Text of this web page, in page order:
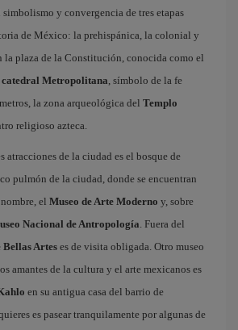
y convergencia de tres etapas
de México: la prehispánica, la colonial y
la plaza de la Constitución, conocida como el
catedral Metropolitana, símbolo de la fe
la zona arqueológica del Templo
religioso azteca.
atracciones de la ciudad es el bosque de
pulmón de la ciudad, donde se encuentran
el Museo de Arte Moderno y, sobre
Nacional de Antropología. Fuera del
Bellas Artes es de visita obligada. Otro museo
amantes de la cultura y el arte mexicanos es
en su antigua casa del barrio de
es pasear tranquilamente por algunas de